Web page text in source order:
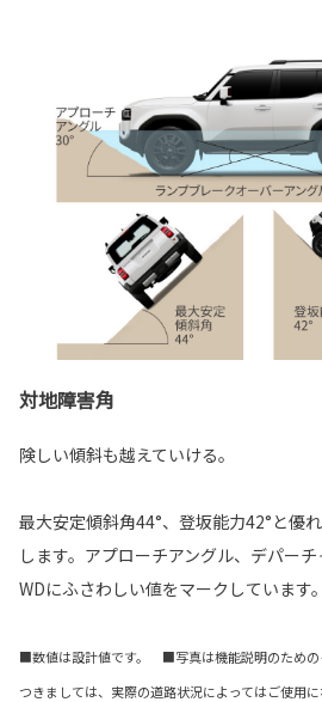
対地障害角
険しい傾斜も越えていける。
最大安定傾斜角44°、登坂能力42°と優
します。アプローチアングル、デパー
WDにふさわしい値をマークしています。
■数値は設計値です。 ■写真は機能説明のため
つきましては、実際の道路状況によってはご使用